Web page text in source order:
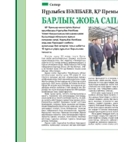
Ел игілігі
08.08.2026
08.08.2026